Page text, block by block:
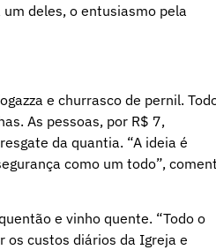
deles, o entusiasmo pela
e churrasco de pernil.
As pessoas, por R$ 7,
da quantia. “A ideia é
como um todo”,
e vinho quente. “Todo o
os custos diários da Igreja e